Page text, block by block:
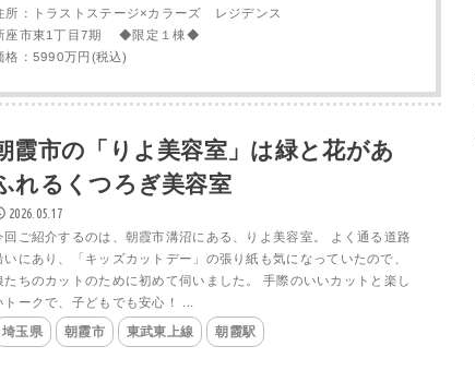
所：トラストステージ×カラーズ レジデンス
座市東1丁目7期 ◆限定１棟◆
格：5990万円(税込)
霞市の「りよ美容室」は緑と花があ
れるくつろぎ美容室
2026.05.17
回ご紹介するのは、朝霞市溝沼にある、りよ美容室。 よく通る道路
いにあり、「キッズカットデー」の張り紙も気になっていたので、
たちのカットのために初めて伺いました。 手際のいいカットと楽し
トークで、子どもでも安心！ ...
埼玉県 朝霞市 東武東上線 朝霞駅